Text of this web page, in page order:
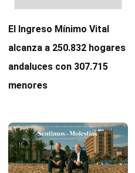
El Ingreso Mínimo Vital
alcanza a 250.832 hogares
andaluces con 307.715
menores